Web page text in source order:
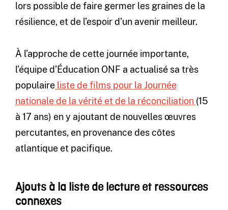
lors possible de faire germer les graines de la
résilience, et de l’espoir d’un avenir meilleur.
À l’approche de cette journée importante,
l’équipe d’Éducation ONF a actualisé sa très
populaireliste de films pour la Journée
nationale de la vérité et de la réconciliation (15
à 17 ans) en y ajoutant de nouvelles œuvres
percutantes, en provenance des côtes
atlantique et pacifique.
Ajouts à la liste de lecture et ressources
connexes